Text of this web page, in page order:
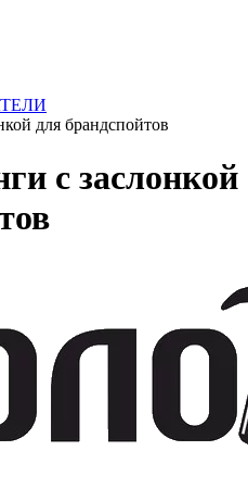
для брандспойтов
с заслонкой